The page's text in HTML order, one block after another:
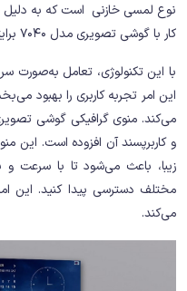
نوع لمسی خازنی است که به
کار با گوشی تصویری مدل 7040 برایتون را بسیار ساده و راحت می‌کند.
با این تکنولوژی، تعامل به‌صورت
این امر تجربه کاربری را بهبود
و کاربرپسند آن افزوده است. این
زیبا، باعث می‌شود تا با سرعت
مختلف دسترسی پیدا کنید. این
می‌کند.